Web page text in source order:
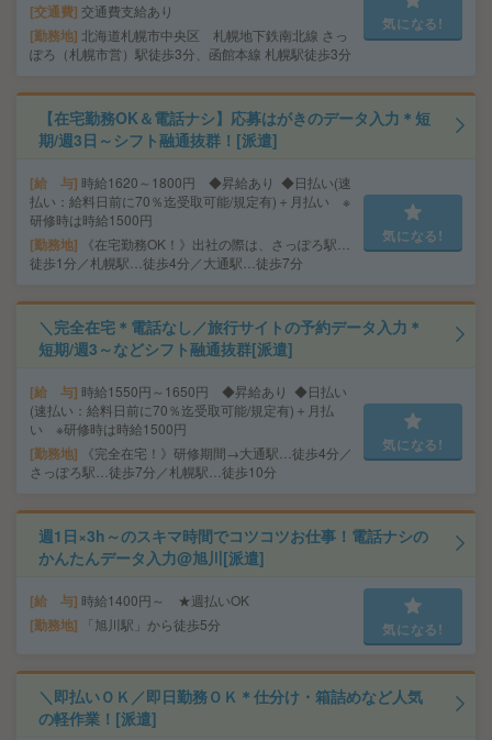
交通費 交通費支給あり
勤務地 北海道札幌市中央区 札幌地下鉄南北線 さっ
ぽろ（札幌市営）駅徒歩3分、函館本線 札幌駅徒歩3分
気になる!
【在宅勤務OK＆電話ナシ】応募はがきのデータ入力＊短
期/週3日～シフト融通抜群！[派遣]
給 与 時給1620～1800円 ◆昇給あり ◆日払い(速
払い：給料日前に70％迄受取可能/規定有)＋月払い ※
研修時は時給1500円
勤務地
《在宅勤務OK！》出社の際は、さっぽろ駅…
徒歩1分／札幌駅…徒歩4分／大通駅…徒歩7分
気になる!
＼完全在宅＊電話なし／旅行サイトの予約データ入力＊
短期/週3～などシフト融通抜群[派遣]
給 与 時給1550円～1650円 ◆昇給あり ◆日払い
(速払い：給料日前に70％迄受取可能/規定有)＋月払
い ※研修時は時給1500円
勤務地
《完全在宅！》研修期間→大通駅…徒歩4分／
さっぽろ駅…徒歩7分／札幌駅…徒歩10分
気になる!
週1日×3h～のスキマ時間でコツコツお仕事！電話ナシの
かんたんデータ入力@旭川[派遣]
給 与 時給1400円～ ★週払いOK
勤務地 「旭川駅」から徒歩5分 気になる!
＼即払いＯＫ／即日勤務ＯＫ＊仕分け・箱詰めなど人気
の軽作業！[派遣]